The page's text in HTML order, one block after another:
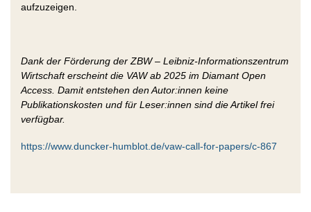
aufzuzeigen.
Dank der Förderung der ZBW – Leibniz-Informationszentrum
Wirtschaft erscheint die VAW ab 2025 im Diamant Open
Access. Damit entstehen den Autor:innen keine
Publikationskosten und für Leser:innen sind die Artikel frei
verfügbar.
https://www.duncker-humblot.de/vaw-call-for-papers/c-867